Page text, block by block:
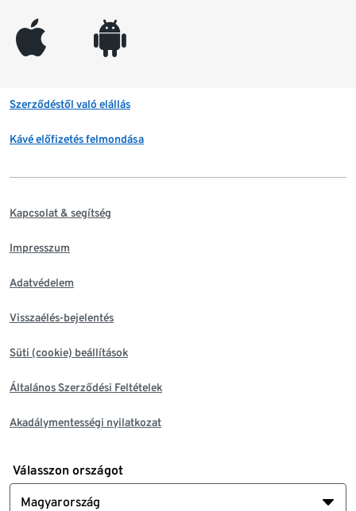
appleinc android
Szerződéstől való elállás
Kávé előfizetés felmondása
Kapcsolat & segítség
Impresszum
Adatvédelem
Visszaélés-bejelentés
Süti (cookie) beállítások
Általános Szerződési Feltételek
Akadálymentességi nyilatkozat
Válasszon országot
Magyarország